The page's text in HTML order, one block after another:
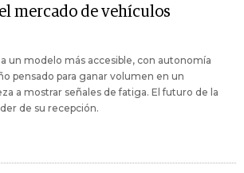
mercado de vehículos
un modelo más accesible, con autonomía
pensado para ganar volumen en un
a mostrar señales de fatiga. El futuro de la
de su recepción.